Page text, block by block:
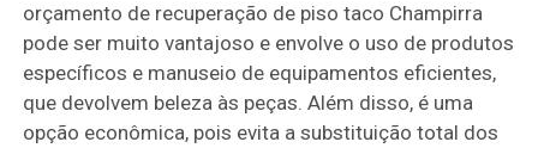
orçamento de recuperação de piso taco Champirra
pode ser muito vantajoso e envolve o uso de produtos
específicos e manuseio de equipamentos eficientes,
que devolvem beleza às peças. Além disso, é uma
opção econômica, pois evita a substituição total dos